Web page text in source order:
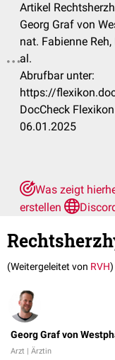
Artikel
Georg Graf von
nat. Fabienne
al.
Abrufbar unter:
https://
DocCheck
06.01.2025
Was zeigt
erstellen
(Weitergeleitet von RVH)
Georg Graf von
Arzt | Ärztin